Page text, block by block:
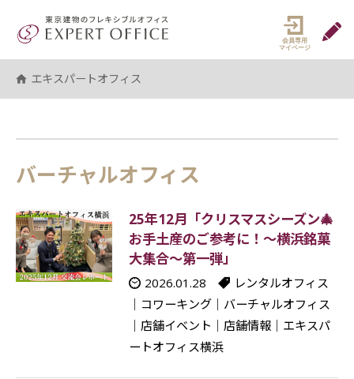
エキスパートオフィス（マイペ
エキスパートオフィス
バーチャルオフィス
25年12月「クリスマスシーズン🎄
お手土産のご参考に！～横浜銘菓
大集合～第一弾」
2026.01.28
レンタルオフィス
コワーキング｜ バーチャルオフィス
店舗イベント 店舗情報｜ エキスパ
ートオフィス横浜